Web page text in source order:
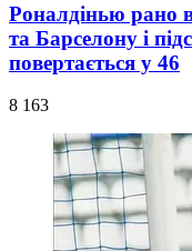
Роналдінью рано
та Барселону і
повертається у 46
8 163